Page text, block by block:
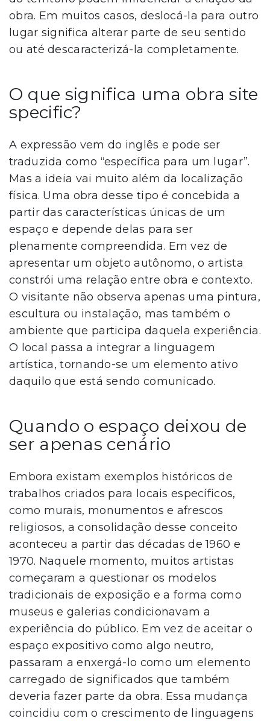
obra. Em muitos casos, deslocá-la para outro
lugar significa alterar parte de seu sentido
ou até descaracterizá-la completamente.
O que significa uma obra site
specific?
A expressão vem do inglês e pode ser
traduzida como “específica para um lugar”.
Mas a ideia vai muito além da localização
física. Uma obra desse tipo é concebida a
partir das características únicas de um
espaço e depende delas para ser
plenamente compreendida. Em vez de
apresentar um objeto autônomo, o artista
constrói uma relação entre obra e contexto.
O visitante não observa apenas uma pintura,
escultura ou instalação, mas também o
ambiente que participa daquela experiência.
O local passa a integrar a linguagem
artística, tornando-se um elemento ativo
daquilo que está sendo comunicado.
Quando o espaço deixou de
ser apenas cenário
Embora existam exemplos históricos de
trabalhos criados para locais específicos,
como murais, monumentos e afrescos
religiosos, a consolidação desse conceito
aconteceu a partir das décadas de 1960 e
1970. Naquele momento, muitos artistas
começaram a questionar os modelos
tradicionais de exposição e a forma como
museus e galerias condicionavam a
experiência do público. Em vez de aceitar o
espaço expositivo como algo neutro,
passaram a enxergá-lo como um elemento
carregado de significados que também
deveria fazer parte da obra. Essa mudança
coincidiu com o crescimento de linguagens